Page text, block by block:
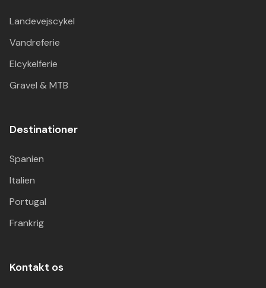
Landevejscykel
Vandreferie
Elcykelferie
Gravel & MTB
Destinationer
Spanien
Italien
Portugal
Frankrig
Kontakt os